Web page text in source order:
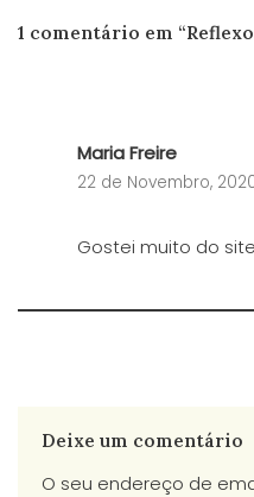
1 comentário em
Maria Freire
22 de Novembro,
Gostei muito do site
Deixe um comentário
O seu endereço de